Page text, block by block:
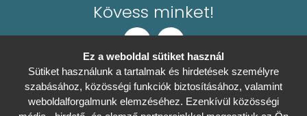
Kövess minket!
Általános Szerződési Feltételek
Adatkezelési tájékoztató
Ez a weboldal sütiket használ
Sütiket használunk a tartalmak és hirdetések személyre
szabásához, közösségi funkciók biztosításához, valamint
weboldalforgalmunk elemzéséhez. Ezenkívül közösségi